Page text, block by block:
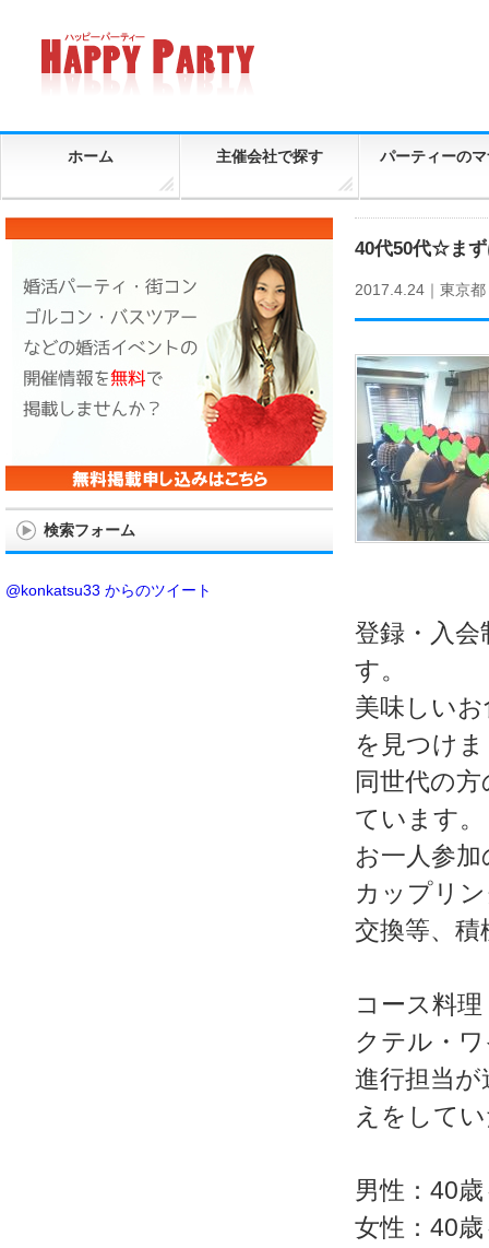
ホーム 主催会社で探す パーティーの
40代50代☆ま
2017.4.24｜ 東京都
登録・入
す。
美味しい
を見つけ
同世代の
ています。
お一人参
カップリ
交換等、
コース料
クテル・
進行担当
えをして
男性：40
女性：40
検索フォーム
@konkatsu33 からのツイート